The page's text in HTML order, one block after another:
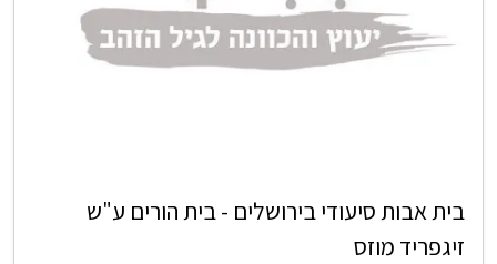
בית אבות סיעודי בירושלים - בית הורים ע"ש
זיגפריד מוזס